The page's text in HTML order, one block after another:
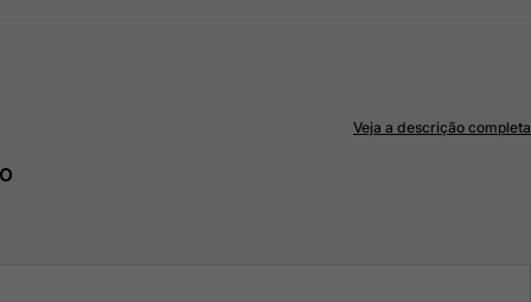
Veja a descrição completa